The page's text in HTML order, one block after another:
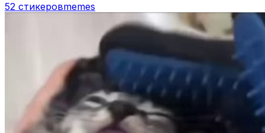
52 стикеровmemes